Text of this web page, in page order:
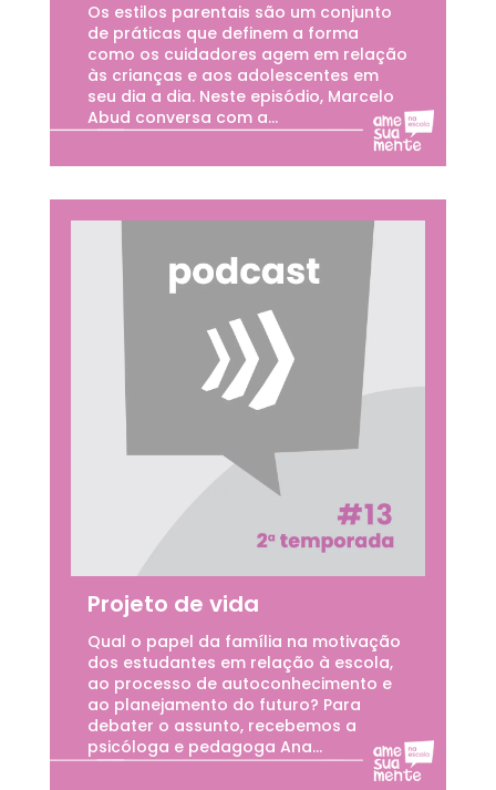
Os estilos parentais são um conjunto
de práticas que definem a forma
como os cuidadores agem em relação
às crianças e aos adolescentes em
seu dia a dia. Neste episódio, Marcelo
Abud conversa com a...
Projeto de vida
Qual o papel da família na motivação
dos estudantes em relação à escola,
ao processo de autoconhecimento e
ao planejamento do futuro? Para
debater o assunto, recebemos a
psicóloga e pedagoga Ana...